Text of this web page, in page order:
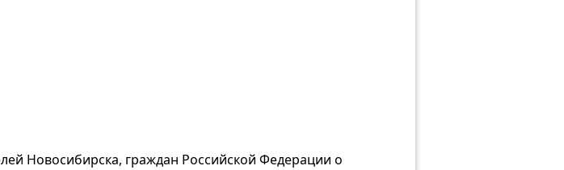
Новосибирска, граждан Российской Федерации о